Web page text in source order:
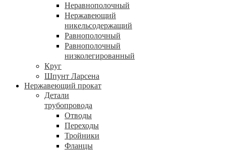
Неравнополочный
Нержавеющий
никельсодержащий
Равнополочный
Равнополочный
низколегированный
Круг
Шпунт Ларсена
Нержавеющий прокат
Детали
трубопровода
Отводы
Переходы
Тройники
Фланцы